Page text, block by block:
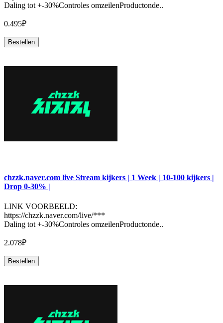
Daling tot +-30%Controles omzeilenProductonde..
0.495₽
Bestellen
chzzk.naver.com live Stream kijkers | 1 Week | 10-100 kijkers |
Drop 0-30% |
LINK VOORBEELD:
https://chzzk.naver.com/live/***
Daling tot +-30%Controles omzeilenProductonde..
2.078₽
Bestellen